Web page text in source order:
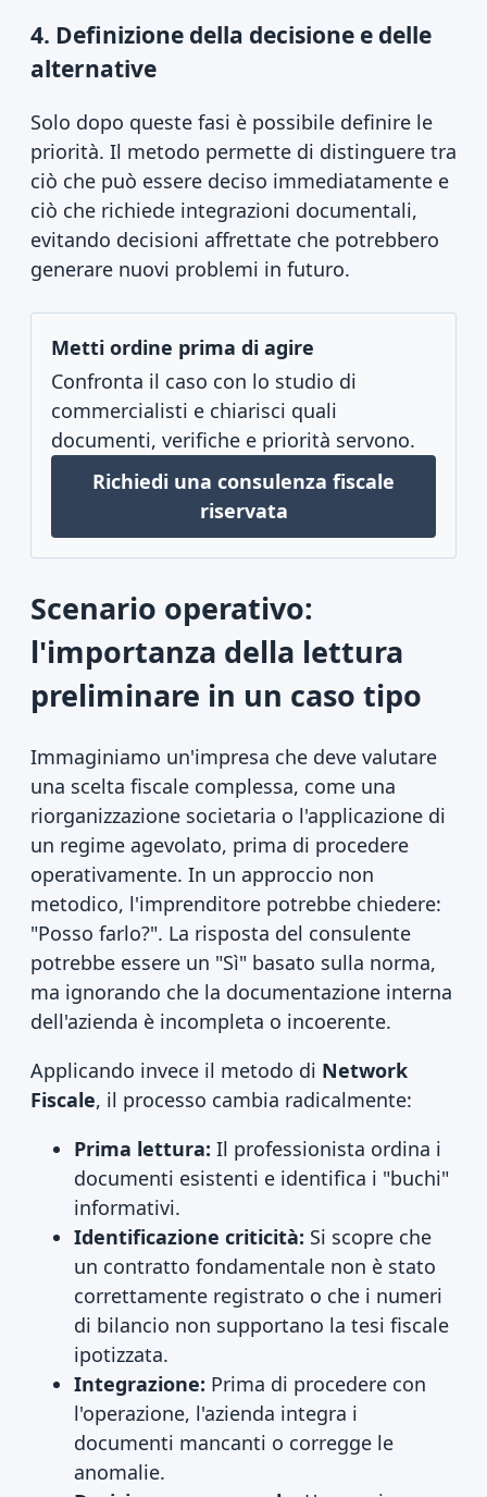
4. Definizione della decisione e delle
alternative
Solo dopo queste fasi è possibile definire le
priorità. Il metodo permette di distinguere tra
ciò che può essere deciso immediatamente e
ciò che richiede integrazioni documentali,
evitando decisioni affrettate che potrebbero
generare nuovi problemi in futuro.
Metti ordine prima di agire
Confronta il caso con lo studio di
commercialisti e chiarisci quali
documenti, verifiche e priorità servono.
Richiedi una consulenza fiscale
riservata
Scenario operativo:
l'importanza della lettura
preliminare in un caso tipo
Immaginiamo un'impresa che deve valutare
una scelta fiscale complessa, come una
riorganizzazione societaria o l'applicazione di
un regime agevolato, prima di procedere
operativamente. In un approccio non
metodico, l'imprenditore potrebbe chiedere:
"Posso farlo?". La risposta del consulente
potrebbe essere un "Sì" basato sulla norma,
ma ignorando che la documentazione interna
dell'azienda è incompleta o incoerente.
Applicando invece il metodo di Network
Fiscale, il processo cambia radicalmente:
Prima lettura: Il professionista ordina i
documenti esistenti e identifica i "buchi"
informativi.
Identificazione criticità: Si scopre che
un contratto fondamentale non è stato
correttamente registrato o che i numeri
di bilancio non supportano la tesi fiscale
ipotizzata.
Integrazione: Prima di procedere con
l'operazione, l'azienda integra i
documenti mancanti o corregge le
anomalie.